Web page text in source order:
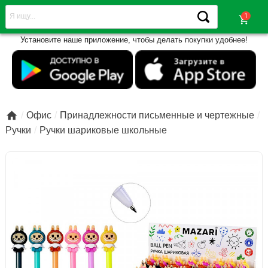
shopping_cart
Установите наше приложение, чтобы делать покупки удобнее!
 Офис
Принадлежности письменные и чертежные
Ручки
Ручки шариковые школьные